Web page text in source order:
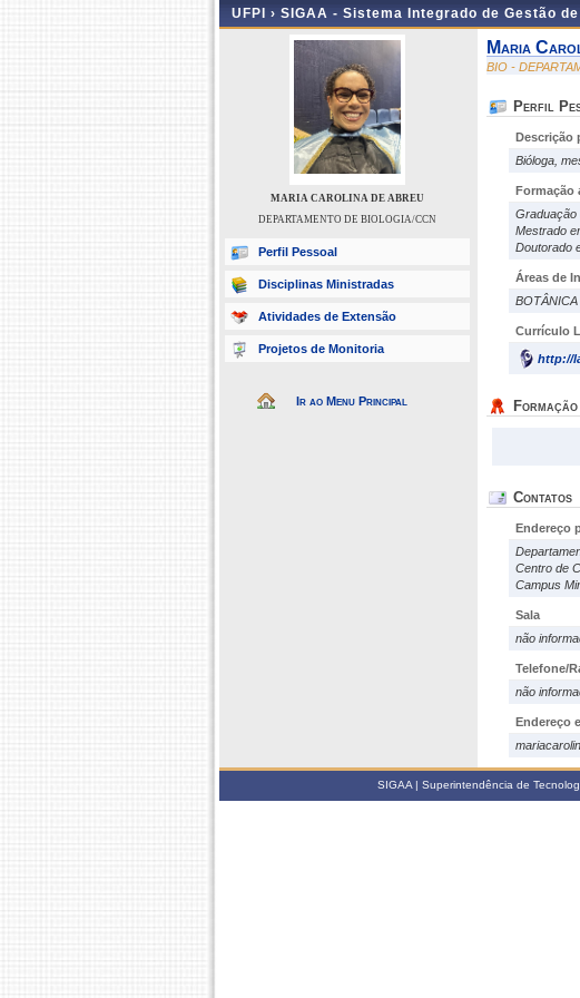
UFPI › SIGAA - Sistema Integrado de Gestão
MARIA CAROLINA DE ABREU
DEPARTAMENTO DE BIOLOGIA/CCN
Perfil Pessoal
Disciplinas Ministradas
Atividades de Extensão
Projetos de Monitoria
Ir ao Menu Principal
Maria
BIO -
Perfil
Descrição
Bióloga,
Formação
Graduação
Mestrado
Doutorado
Áreas de
Currículo
http://
Contatos
Endereço
Centro de
Campus
Sala
não
Telefone/
não
Endereço
SIGAA | Superintendência de